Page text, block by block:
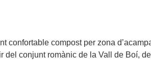
confortable compost per zona
del conjunt romànic de la Vall de Boí,